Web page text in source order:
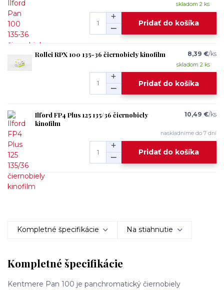
skladom 2 ks
Pridať do košíka
Rollei RPX 100 135-36 čiernobiely kinofilm 8,39 €/ks
skladom 2 ks
Pridať do košíka
Ilford FP4 Plus 125 135/36 čiernobiely
kinofilm
10,49 €/ks
naskladníme do 7 dní
Pridať do košíka
Kompletné špecifikácie Na stiahnutie
Kompletné špecifikácie
Kentmere Pan 100 je panchromatický čiernobiely